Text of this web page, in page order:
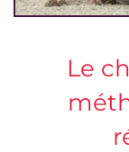
Le